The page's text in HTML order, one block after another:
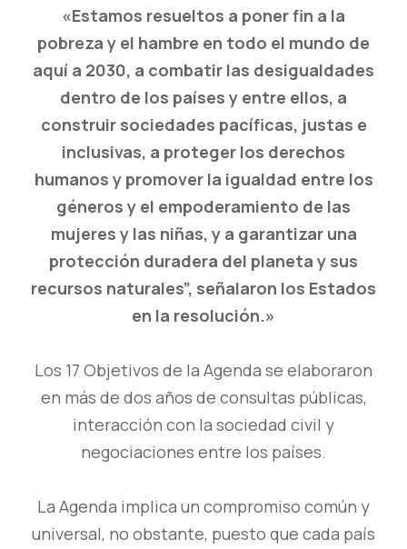
«Estamos resueltos a poner fin a la
pobreza y el hambre en todo el mundo de
aquí a 2030, a combatir las desigualdades
dentro de los países y entre ellos, a
construir sociedades pacíficas, justas e
inclusivas, a proteger los derechos
humanos y promover la igualdad entre los
géneros y el empoderamiento de las
mujeres y las niñas, y a garantizar una
protección duradera del planeta y sus
recursos naturales”, señalaron los Estados
en la resolución.»
Los 17 Objetivos de la Agenda se elaboraron
en más de dos años de consultas públicas,
interacción con la sociedad civil y
negociaciones entre los países.
La Agenda implica un compromiso común y
universal, no obstante, puesto que cada país